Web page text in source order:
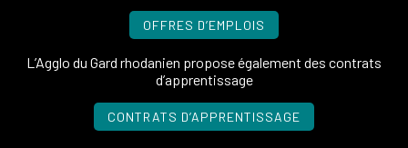
OFFRES D’EMPLOIS
L’Agglo du Gard rhodanien propose également des contrats
d’apprentissage
CONTRATS D’APPRENTISSAGE